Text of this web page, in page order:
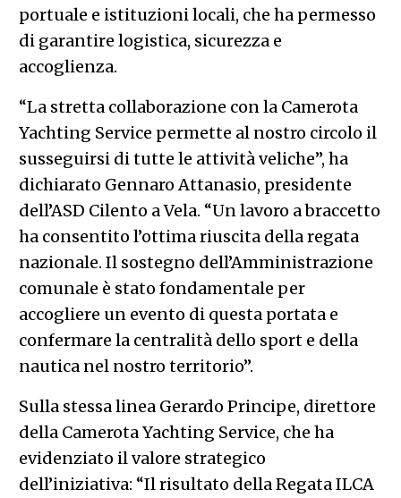
portuale e istituzioni locali, che ha permesso
di garantire logistica, sicurezza e
accoglienza.
“La stretta collaborazione con la Camerota
Yachting Service permette al nostro circolo il
susseguirsi di tutte le attività veliche”, ha
dichiarato Gennaro Attanasio, presidente
dell’ASD Cilento a Vela. “Un lavoro a braccetto
ha consentito l’ottima riuscita della regata
nazionale. Il sostegno dell’Amministrazione
comunale è stato fondamentale per
accogliere un evento di questa portata e
confermare la centralità dello sport e della
nautica nel nostro territorio”.
Sulla stessa linea Gerardo Principe, direttore
della Camerota Yachting Service, che ha
evidenziato il valore strategico
dell’iniziativa: “Il risultato della Regata ILCA